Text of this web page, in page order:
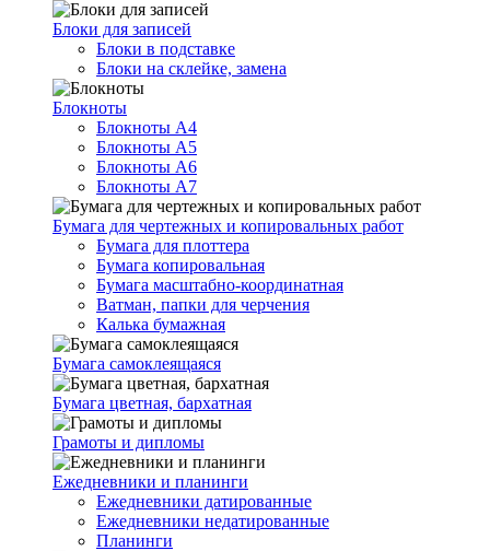
Блоки для записей
Блоки в подставке
Блоки на склейке, замена
Блокноты
Блокноты А4
Блокноты А5
Блокноты А6
Блокноты А7
Бумага для чертежных и копировальных работ
Бумага для плоттера
Бумага копировальная
Бумага масштабно-координатная
Ватман, папки для черчения
Калька бумажная
Бумага самоклеящаяся
Бумага цветная, бархатная
Грамоты и дипломы
Ежедневники и планинги
Ежедневники датированные
Ежедневники недатированные
Планинги